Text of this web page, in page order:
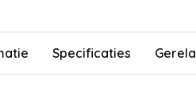
Specificaties